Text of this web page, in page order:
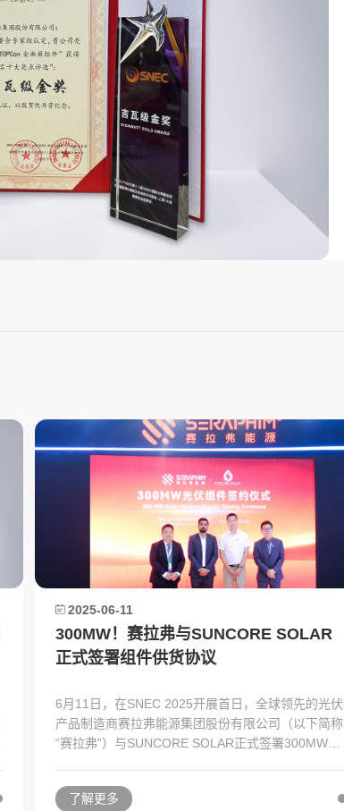
2025-06-11
300MW！赛拉弗与SUNCORE SOLAR
正式签署组件供货协议
6月11日，在SNEC 2025开展首日，全球领先的光伏
产品制造商赛拉弗能源集团股份有限公司（以下简称
“赛拉弗”）与SUNCORE SOLAR正式签署300MW光
聚涛，SUNCORE SOLAR公司总监Zain Shahzad等
双方代表出席签约仪式。
了解更多